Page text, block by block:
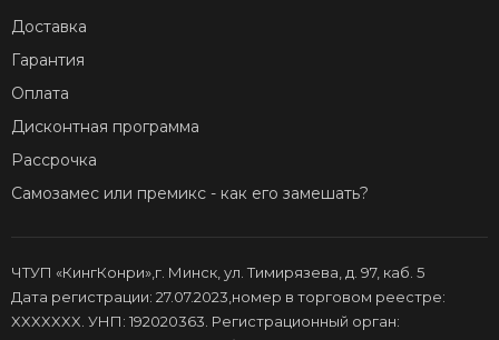
Доставка
Гарантия
Оплата
Дисконтная программа
Рассрочка
Самозамес или премикс - как его замешать?
ЧТУП «КингКонри»,г. Минск, ул. Тимирязева, д. 97, каб. 5
Дата регистрации: 27.07.2023,номер в торговом реестре:
XXXXXXX. УНП: 192020363. Регистрационный орган: